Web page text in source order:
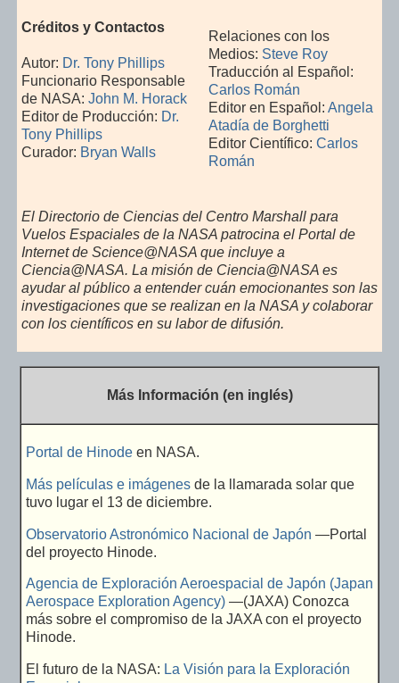
Créditos y Contactos
Autor: Dr. Tony Phillips
Funcionario Responsable
de NASA: John M. Horack
Editor de Producción: Dr.
Tony Phillips
Curador: Bryan Walls
Relaciones con los
Medios: Steve Roy
Traducción al Español:
Carlos Román
Editor en Español: Angela
Atadía de Borghetti
Editor Científico: Carlos
Román
El Directorio de Ciencias del Centro Marshall para
Vuelos Espaciales de la NASA patrocina el Portal de
Internet de Science@NASA que incluye a
Ciencia@NASA. La misión de Ciencia@NASA es
ayudar al público a entender cuán emocionantes son las
investigaciones que se realizan en la NASA y colaborar
con los científicos en su labor de difusión.
Más Información (en inglés)
Portal de Hinode en NASA.
Más películas e imágenes de la llamarada solar que
tuvo lugar el 13 de diciembre.
Observatorio Astronómico Nacional de Japón —Portal
del proyecto Hinode.
Agencia de Exploración Aeroespacial de Japón (Japan
Aerospace Exploration Agency) —(JAXA) Conozca
más sobre el compromiso de la JAXA con el proyecto
Hinode.
El futuro de la NASA: La Visión para la Exploración